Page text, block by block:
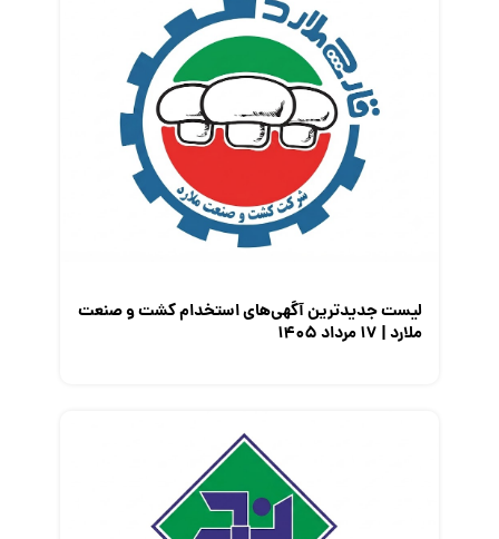
لیست جدیدترین آگهی‌های استخدام کشت و صنعت
ملارد | ۱۷ مرداد ۱۴۰۵